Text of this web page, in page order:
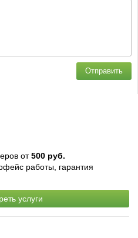
Отправить
от500 руб.
работы, гарантия
услуги